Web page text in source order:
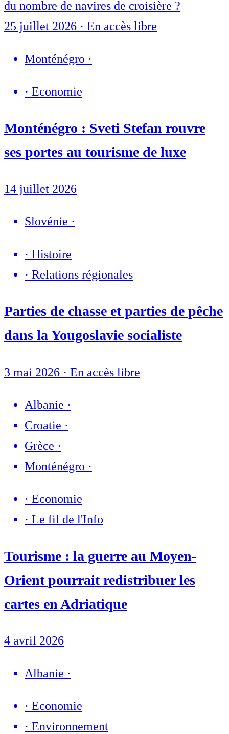
du nombre de navires de croisière ?
25 juillet 2026 · En accès libre
Monténégro ·
· Economie
Monténégro : Sveti Stefan rouvre
ses portes au tourisme de luxe
14 juillet 2026
Slovénie ·
· Histoire
· Relations régionales
Parties de chasse et parties de pêche
dans la Yougoslavie socialiste
3 mai 2026 · En accès libre
Albanie ·
Croatie ·
Grèce ·
Monténégro ·
· Economie
· Le fil de l'Info
Tourisme : la guerre au Moyen-
Orient pourrait redistribuer les
cartes en Adriatique
4 avril 2026
Albanie ·
· Economie
· Environnement